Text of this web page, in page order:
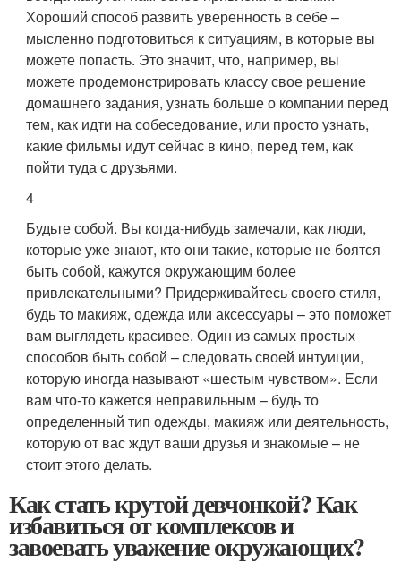
Хороший способ развить уверенность в себе –
мысленно подготовиться к ситуациям, в которые вы
можете попасть. Это значит, что, например, вы
можете продемонстрировать классу свое решение
домашнего задания, узнать больше о компании перед
тем, как идти на собеседование, или просто узнать,
какие фильмы идут сейчас в кино, перед тем, как
пойти туда с друзьями.
4
Будьте собой. Вы когда-нибудь замечали, как люди,
которые уже знают, кто они такие, которые не боятся
быть собой, кажутся окружающим более
привлекательными? Придерживайтесь своего стиля,
будь то макияж, одежда или аксессуары – это поможет
вам выглядеть красивее. Один из самых простых
способов быть собой – следовать своей интуиции,
которую иногда называют «шестым чувством». Если
вам что-то кажется неправильным – будь то
определенный тип одежды, макияж или деятельность,
которую от вас ждут ваши друзья и знакомые – не
стоит этого делать.
Как стать крутой девчонкой? Как
избавиться от комплексов и
завоевать уважение окружающих?